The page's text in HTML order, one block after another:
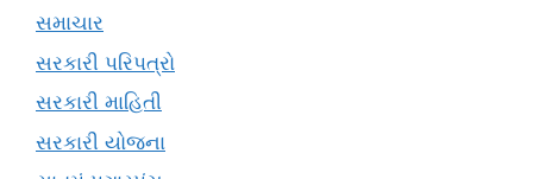
સમાચાર
સરકારી પરિપત્રો
સરકારી માહિતી
સરકારી યોજના